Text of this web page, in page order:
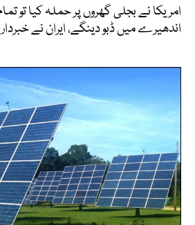
امریکا نے بجلی گھروں پر حملہ کیا تو
اندھیرے میں ڈبو دینگے، ایران نے خبردار